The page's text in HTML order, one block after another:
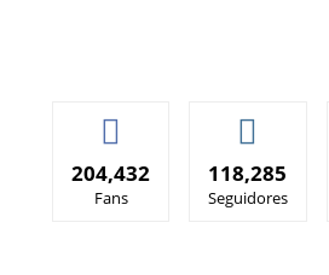
204,432
Fans
118,285
Seguidores